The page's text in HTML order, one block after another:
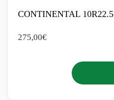
CONTINENTAL 10R22.5
275,00€